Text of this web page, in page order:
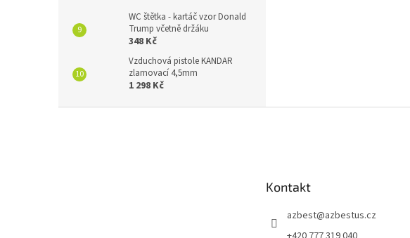
WC štětka - kartáč vzor Donald
Trump včetně držáku
348 Kč
Vzduchová pistole KANDAR
zlamovací 4,5mm
1 298 Kč
Kontakt
azbest@azbestus.cz